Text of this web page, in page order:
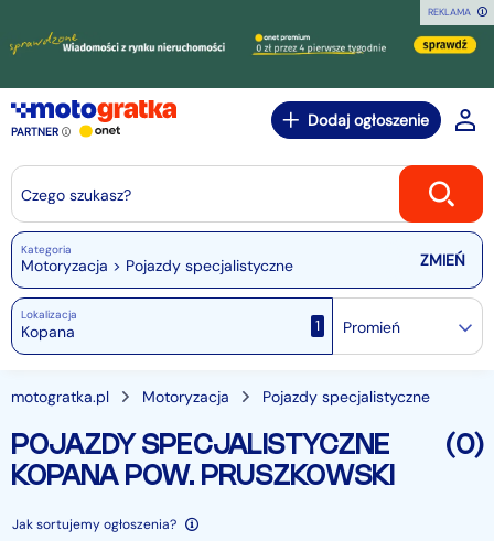
REKLAMA
PARTNER
Dodaj ogłoszenie
Czego szukasz?
Kategoria
Motoryzacja > Pojazdy specjalistyczne
Lokalizacja
1 Promień
motogratka.pl Motoryzacja Pojazdy specjalistyczne
POJAZDY SPECJALISTYCZNE
KOPANA POW. PRUSZKOWSKI
(0)
Jak sortujemy ogłoszenia?